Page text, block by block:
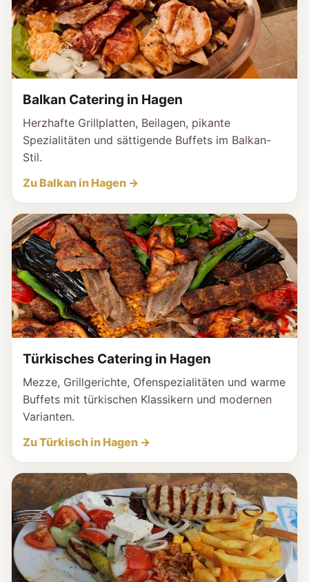
Balkan Catering in Hagen
Herzhafte Grillplatten, Beilagen, pikante
Spezialitäten und sättigende Buffets im Balkan-
Stil.
Zu Balkan in Hagen →
Türkisches Catering in Hagen
Mezze, Grillgerichte, Ofenspezialitäten und warme
Buffets mit türkischen Klassikern und modernen
Varianten.
Zu Türkisch in Hagen →